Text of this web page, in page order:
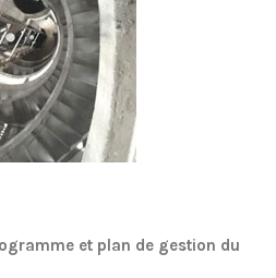
et plan de gestion du